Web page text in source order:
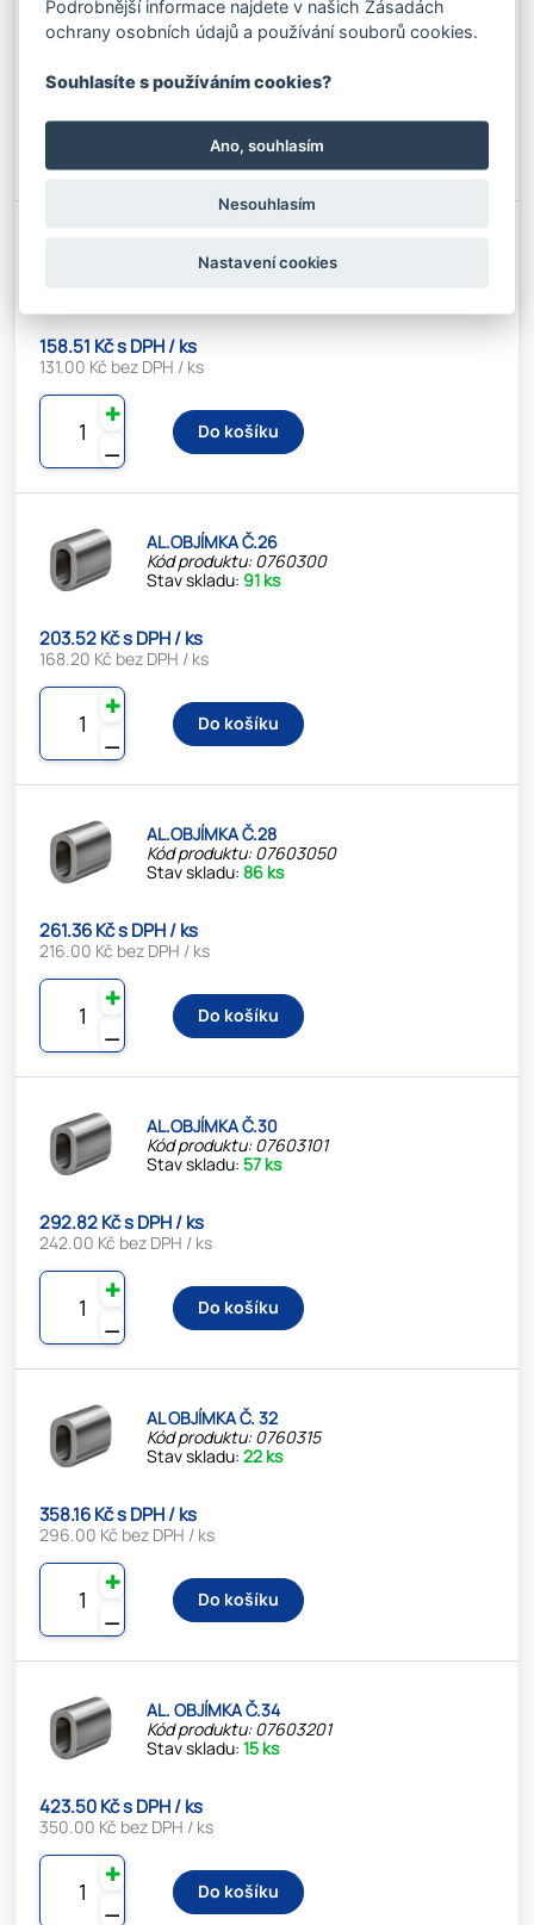
104.00 Kč bez DPH / ks
✚
Do košíku
AL. OBJÍMKA Č.24
Kód produktu: 07602950
158.51 Kč s DPH / ks
131.00 Kč bez DPH / ks
⚊
✚
Do košíku
AL.OBJÍMKA Č.26
Kód produktu: 0760300
Stav skladu: 91 ks
203.52 Kč s DPH / ks
168.20 Kč bez DPH / ks
⚊
✚
Do košíku
AL.OBJÍMKA Č.28
Kód produktu: 07603050
Stav skladu:86 ks
261.36 Kč s DPH / ks
216.00 Kč bez DPH / ks
⚊
✚
Do košíku
AL.OBJÍMKA Č.30
Kód produktu: 07603101
Stav skladu:57 ks
292.82 Kč s DPH / ks
242.00 Kč bez DPH / ks
⚊
✚
Do košíku
AL OBJÍMKA Č. 32
Kód produktu: 0760315
Stav skladu:22 ks
358.16 Kč s DPH / ks
296.00 Kč bez DPH / ks
⚊
✚
Do košíku
AL. OBJÍMKA Č.34
Kód produktu: 07603201
Stav skladu:15 ks
423.50 Kč s DPH / ks
350.00 Kč bez DPH / ks
⚊
✚
Do košíku
Podrobnější informace najdete v našich Zásadách
ochrany osobních údajů a používání souborů cookies.
Souhlasíte s používáním cookies?
Ano, souhlasím
Nesouhlasím
Nastavení cookies